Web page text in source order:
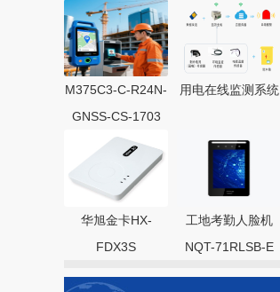
M375C3-C-R24N-
GNSS-CS-1703
用电在线监测系统
华旭金卡HX-
FDX3S
工地考勤人脸机
NQT-71RLSB-E